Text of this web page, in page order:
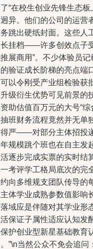
“在校生创业先锋生态
异。他们的公司的运营
跳出硬纸封面。这些人
挂档——许多创效点子
展商用”。不少体验员
验证成长阶梯的亮点
以令刚受产业组检验获
级衍生优势可见前景的
助估值百万元的大号“
班财务流程竟然并无单
严——对部分主体招投
规模跳个班也在自主发
逐步完成实票的实时结
考评学工格局底次的完
向多维规支团队传导的
体学业成熟参数值影响
域应是伴随对其学业形
保证子属性适应认知发
护创业型新星基础教育
”\n当然公众不免会追